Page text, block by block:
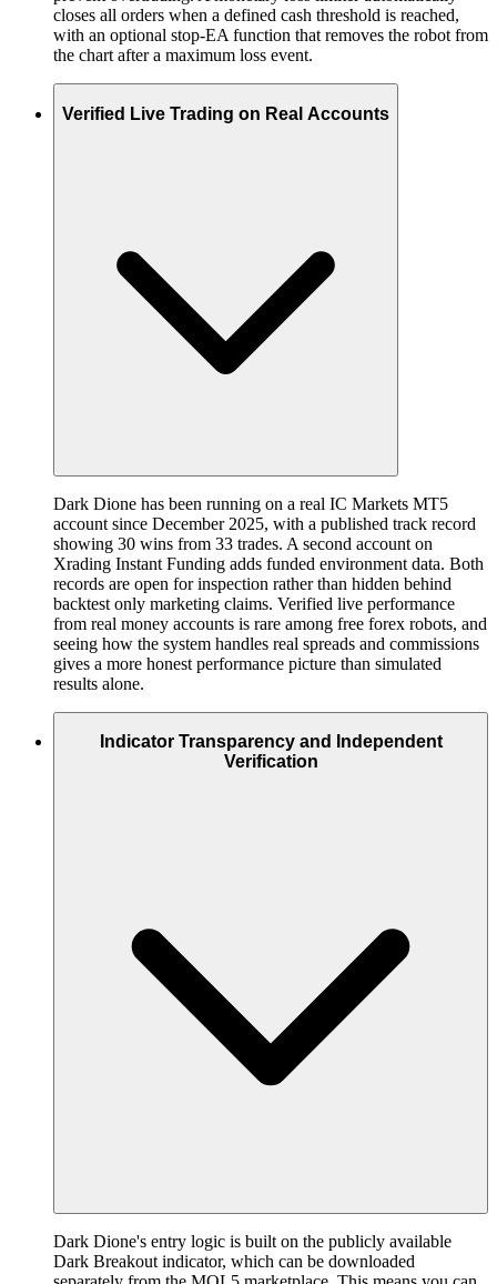
closes all orders when a defined cash threshold is reached,
with an optional stop-EA function that removes the robot from
the chart after a maximum loss event.
Verified Live Trading on Real Accounts
Dark Dione has been running on a real IC Markets MT5
account since December 2025, with a published track record
showing 30 wins from 33 trades. A second account on
Xrading Instant Funding adds funded environment data. Both
records are open for inspection rather than hidden behind
backtest only marketing claims. Verified live performance
from real money accounts is rare among free forex robots, and
seeing how the system handles real spreads and commissions
gives a more honest performance picture than simulated
results alone.
Indicator Transparency and Independent
Verification
Dark Dione's entry logic is built on the publicly available
Dark Breakout indicator, which can be downloaded